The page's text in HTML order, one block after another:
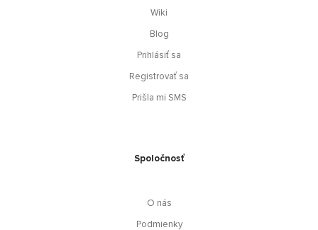
Wiki
Blog
Prihlásiť sa
Registrovať sa
Prišla mi SMS
Spoločnosť
O nás
Podmienky